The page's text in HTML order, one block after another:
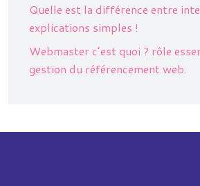
Quelle est la différence entre
explications simples !
Webmaster c’est quoi ? rôle
gestion du référencement web.